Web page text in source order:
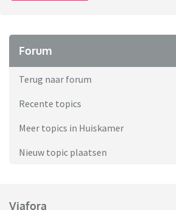
Forum
Terug naar forum
Recente topics
Meer topics in Huiskamer
Nieuw topic plaatsen
Viafora